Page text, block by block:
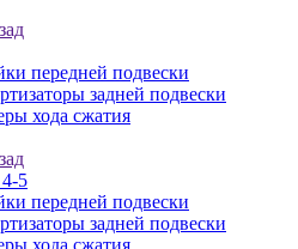
передней подвески
задней подвески
хода сжатия
5
передней подвески
задней подвески
хода сжатия